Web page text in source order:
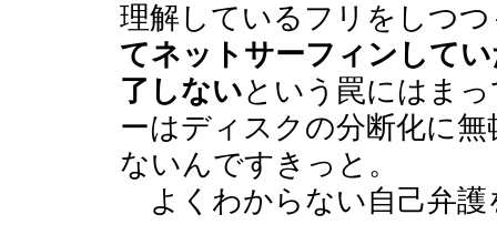
理解しているフリをしつつ
てネットサーフィンして
了しないという罠にはま
ーはディスクの分断化に
ないんですきっと。
よくわからない自己弁護